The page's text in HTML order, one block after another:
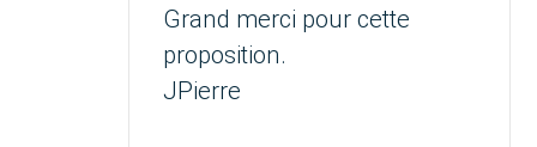
Grand merci pour cette
proposition.
JPierre